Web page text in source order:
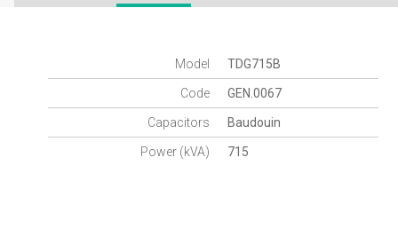
Model TDG715B
Code GEN.0067
Capacitors Baudouin
Power (kVA) 715